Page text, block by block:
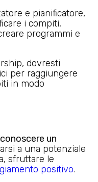
e pianificatore,
i compiti,
programmi e
dovresti
per raggiungere
in modo
un
a una potenziale
sfruttare le
positivo.